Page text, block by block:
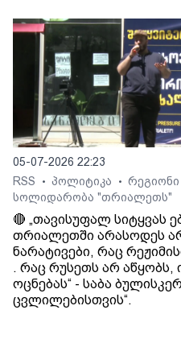
05-07-2026 22:23
RSS
• პოლიტიკა • რეგიონი
სოლიდარობა "თრიალეთს"
🔴 „თავისუფალ სიტყვას
თრიალეთში არასოდეს
ნარატივები, რაც
. რაც რუსეთს არ აწყობს,
ოცნებას“ - საბა
ცვლილებისთვის“.